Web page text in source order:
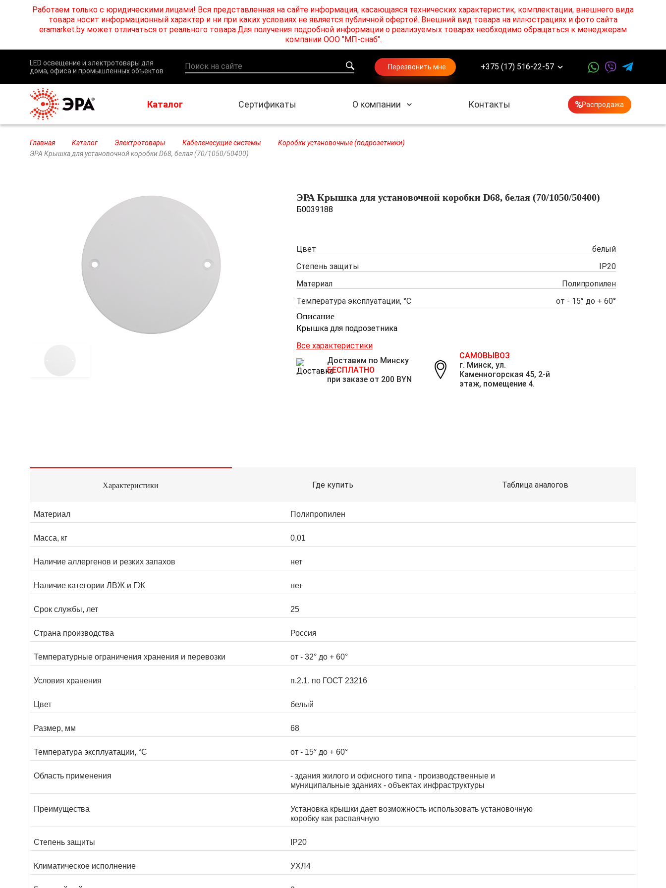
Работаем только с юридическими лицами! Вся представленная на сайте информация, касающаяся технических характеристик, комплектации, внешнего вида
товара носит информационный характер и ни при каких условиях не является публичной офертой. Внешний вид товара на иллюстрациях и фото сайта
eramarket.by может отличаться от реального товара.Для получения подробной информации о реализуемых товарах необходимо обращаться к менеджерам
компании ООО "МП-снаб".
LED освещение и электротовары для
дома, офиса и промышленных объектов
Перезвонить мне +375 (17) 516-22-57
Каталог Сертификаты О компании Контакты Распродажа
Главная Каталог Электротовары Кабеленесущие системы
Коробки установочные (подрозетники)
ЭРА Крышка для установочной коробки D68, белая (70/1050/50400)
ЭРА Крышка для установочной коробки D68, белая (70/1050/50400)
Б0039188
Цвет
белый
Степень защиты
IP20
Материал
Полипропилен
Температура эксплуатации, °С
от - 15° до + 60°
Описание
Крышка для подрозетника
Все характеристики
Доставим по Минску
БЕСПЛАТНО
при заказе от 200 BYN
САМОВЫВОЗ
г. Минск, ул.
Каменногорская 45, 2-й
этаж, помещение 4.
Характеристики Где купить Таблица аналогов
Материал Полипропилен
Масса, кг 0,01
Наличие аллергенов и резких запахов нет
Наличие категории ЛВЖ и ГЖ нет
Срок службы, лет 25
Страна производства Россия
Температурные ограничения хранения и перевозки от - 32° до + 60°
Условия хранения п.2.1. по ГОСТ 23216
Цвет белый
Размер, мм 68
Температура эксплуатации, °С от - 15° до + 60°
Область применения
- здания жилого и офисного типа - производственные и
муниципальные зданиях - объектах инфраструктуры
Преимущества
Установка крышки дает возможность использовать установочную
коробку как распаячную
Степень защиты IP20
Климатическое исполнение УХЛ4